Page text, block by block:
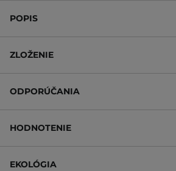
POPIS
ZLOŽENIE
ODPORÚČANIA
HODNOTENIE
EKOLÓGIA